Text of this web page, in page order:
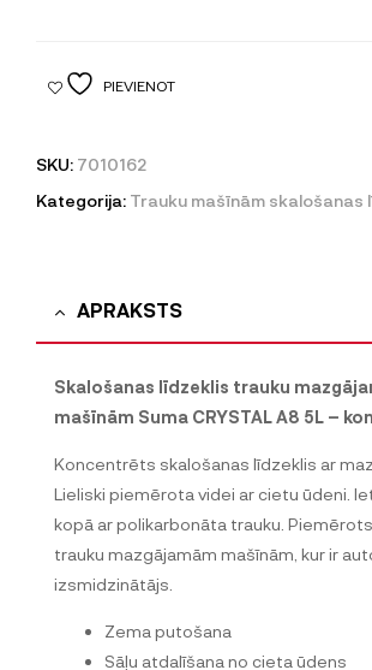
PIEVIENOT
SKU: 7010162
Kategorija: Trauku mašīnām skalošanas
APRAKSTS
Skalošanas līdzeklis trauku
mašīnām Suma CRYSTAL A8 5L –
Koncentrēts skalošanas līdzeklis ar
Lieliski piemērota videi ar cietu ūdeni.
kopā ar polikarbonāta trauku.
trauku mazgājamām mašīnām, kur ir
izsmidzinātājs.
Zema putošana
Sāļu atdalīšana no cieta ūdens